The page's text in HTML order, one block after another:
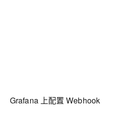
Grafana 上配置 Webhook